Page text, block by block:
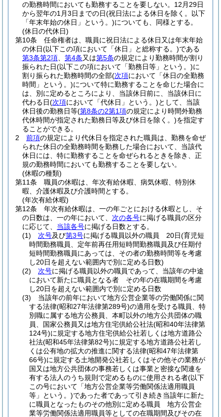
の勤務時間においても勤務することを要しない。 12月29日
から翌年の1月3日までの日(祝日法による休日を除く。以下
「年末年始の休日」という。)についても、同様とする。
(休日の代休日)
第10条
任命権者は、職員に祝日法による休日又は年末年始
の休日(以下この項において「休日」と総称する。)である
第3条第2項
第4条又は第5条の規定により勤務時間が割り
振られた日(以下この項において「勤務日等」という。)に
割り振られた勤務時間の全部(次項において「休日の全勤務
時間」という。)について特に勤務することを命じた場合に
は、別に定めるところにより、当該休日前に、当該休日に
代わる日(次項において「代休日」という。)として、当該
休日後の勤務日等(第8条の2第1項の規定により時間外勤務
代休時間が指定された勤務日等及び休日を除く。)を指定す
ることができる。
2
前項の規定により代休日を指定された職員は、勤務を命ぜ
られた休日の全勤務時間を勤務した場合において、当該代
休日には、特に勤務することを命ぜられるときを除き、正
規の勤務時間においても勤務することを要しない。
(休暇の種類)
第11条
職員の休暇は、年次有給休暇、病気休暇、特別休
暇、介護休暇及び介護時間とする。
(年次有給休暇)
第12条
年次有給休暇は、一の年ごとにおける休暇とし、そ
の日数は、一の年において、 次の各号に掲げる職員の区分
に応じて、 当該各号に掲げる日数とする。
(1)
次号及び第3号に掲げる職員以外の職員 20日(育児短
時間勤務職員、定年前再任用短時間勤務職員及び任期付
短時間勤務職員にあっては、その者の勤務時間等を考慮
し20日を超えない範囲内で別に定める日数)
(2)
次号に掲げる職員以外の職員であって、当該年の中途
において新たに職員となる者 その年の在職期間を考慮
し20日を超えない範囲内で別に定める日数
(3)
当該年の前年において地方公営企業等の労働関係に関
する法律(昭和27年法律第289号)の適用を受ける職員、特
別職に属する地方公務員、本町以外の地方公共団体の職
員、国家公務員又は地方住宅供給公社法(昭和40年法律第
124号)に規定する地方住宅供給公社若しくは地方道路公
社法(昭和45年法律第82号)に規定する地方道路公社若し
くは公有地の拡大の推進に関する法律(昭和47年法律第
66号)に規定する土地開発公社若しくはその他その業務が
国又は地方公共団体の事務若しくは事業と密接な関連を
有する法人のうち規則で定めるものに使用される者(以下
この号において「地方公営企業等労働関係法適用職員
等」という。)であった者であって引き続き当該年に新た
に職員となったものその他別に定める職員 地方公営企
業等労働関係法適用職員等としての在職期間及びその在